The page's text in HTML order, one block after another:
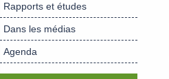
Rapports et études
Dans les médias
Agenda